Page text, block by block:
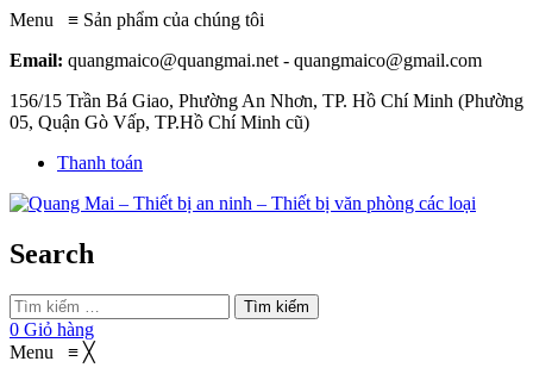
Menu ≡ Sản phẩm của chúng tôi
Email: quangmaico@quangmai.net - quangmaico@gmail.com
156/15 Trần Bá Giao, Phường An Nhơn, TP. Hồ Chí Minh (Phường
05, Quận Gò Vấp, TP.Hồ Chí Minh cũ)
Thanh toán
Search
Tìm kiếm
0 Giỏ hàng
Menu ≡ ╳